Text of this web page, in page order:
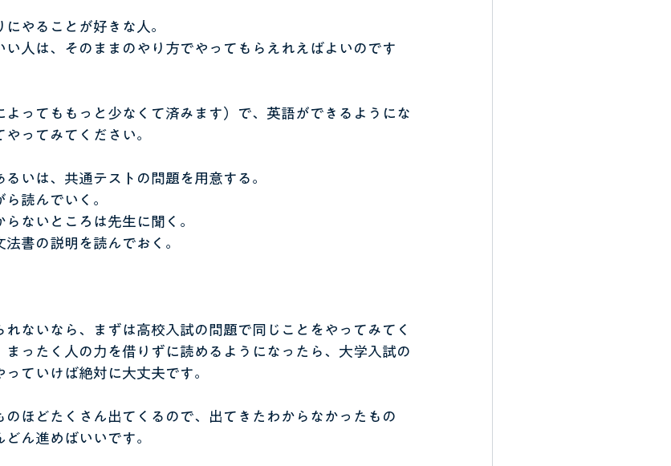
やることが好きな人。
人は、そのままのやり方でやってもらえれえばよいのです
よってももっと少なくて済みます）で、英語ができるようにな
ってみてください。
いは、共通テストの問題を用意する。
読んでいく。
ないところは先生に聞く。
書の説明を読んでおく。
ないなら、まずは高校入試の問題で同じことをやってみてく
まったく人の力を借りずに読めるようになったら、大学入試の
ていけば絶対に大丈夫です。
ほどたくさん出てくるので、出てきたわからなかったもの
ん進めばいいです。